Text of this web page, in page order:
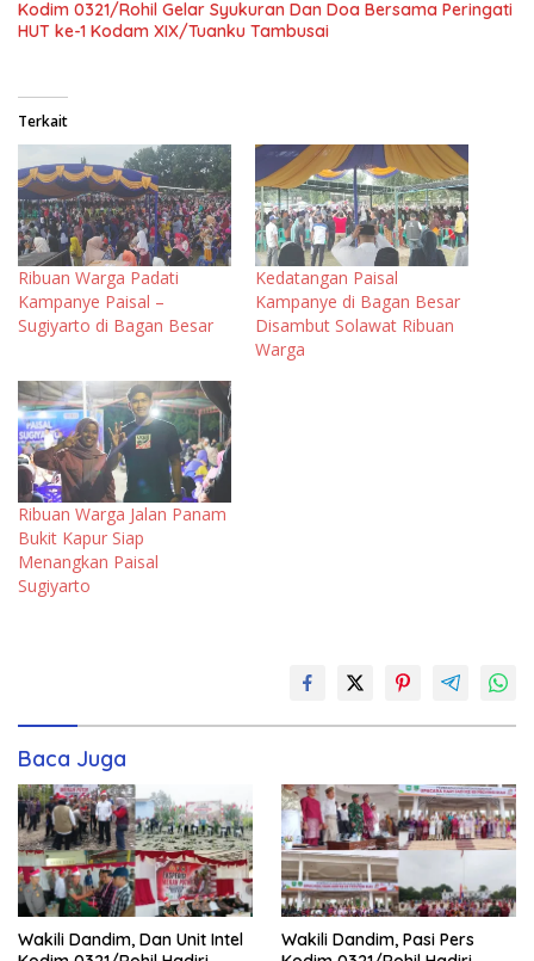
Kodim 0321/Rohil Gelar Syukuran Dan Doa Bersama Peringati
HUT ke-1 Kodam XIX/Tuanku Tambusai
Terkait
Ribuan Warga Padati
Kampanye Paisal –
Sugiyarto di Bagan Besar
Kedatangan Paisal
Kampanye di Bagan Besar
Disambut Solawat Ribuan
Warga
Ribuan Warga Jalan Panam
Bukit Kapur Siap
Menangkan Paisal
Sugiyarto
Baca Juga
Wakili Dandim, Dan Unit Intel
Wakili Dandim, Pasi Pers